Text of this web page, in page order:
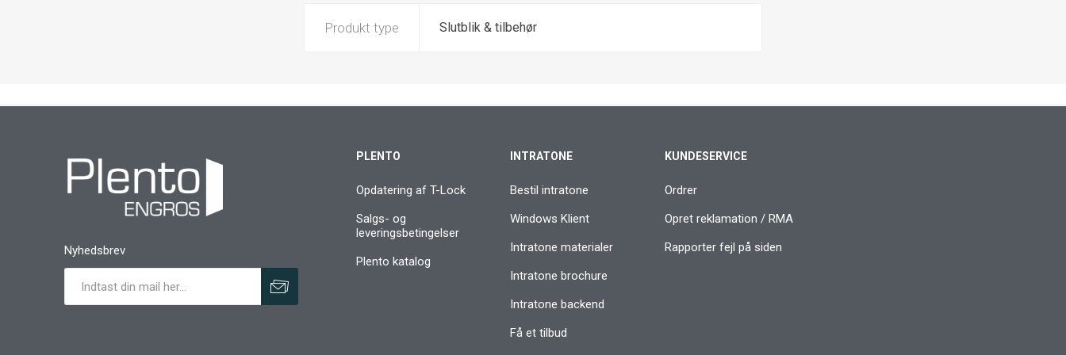
Produkt type Slutblik & tilbehør
Nyhedsbrev
PLENTO
Opdatering af T-Lock
Salgs- og
leveringsbetingelser
Plento katalog
INTRATONE
Bestil intratone
Windows Klient
Intratone materialer
Intratone brochure
Intratone backend
Få et tilbud
KUNDESERVICE
Ordrer
Opret reklamation / RMA
Rapporter fejl på siden